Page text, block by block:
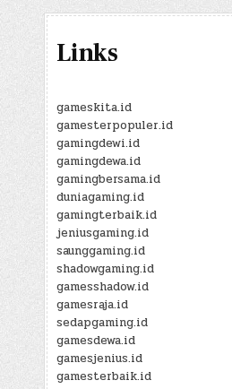
Links
gameskita.id
gamesterpopuler.id
gamingdewi.id
gamingdewa.id
gamingbersama.id
duniagaming.id
gamingterbaik.id
jeniusgaming.id
saunggaming.id
shadowgaming.id
gamesshadow.id
gamesraja.id
sedapgaming.id
gamesdewa.id
gamesjenius.id
gamesterbaik.id